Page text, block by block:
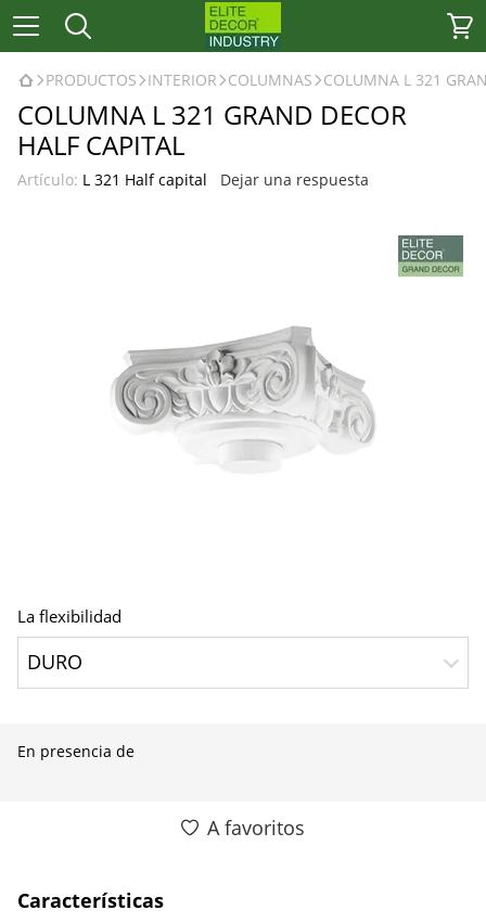
PRODUCTOS INTERIOR COLUMNAS COLUMNA L 321
COLUMNA L 321 GRAND DECOR
HALF CAPITAL
Artículo: L 321 Half capital Dejar una respuesta
La flexibilidad
DURO
En presencia de
A favoritos
Características